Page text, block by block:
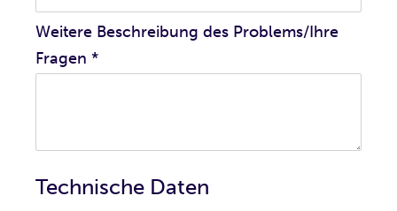
Weitere Beschreibung des Problems/Ihre
Fragen *
Technische Daten